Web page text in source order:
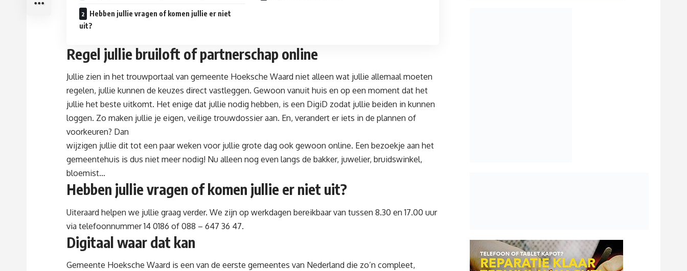
Hebben jullie vragen of komen jullie er niet
uit?
Regel jullie bruiloft of partnerschap online
Jullie zien in het trouwportaal van gemeente Hoeksche Waard niet alleen wat jullie allemaal moeten
regelen, jullie kunnen de keuzes direct vastleggen. Gewoon vanuit huis en op een moment dat het
jullie het beste uitkomt. Het enige dat jullie nodig hebben, is een DigiD zodat jullie beiden in kunnen
loggen. Zo maken jullie je eigen, veilige trouwdossier aan. En, verandert er iets in de plannen of
voorkeuren? Dan
wijzigen jullie dit tot een paar weken voor jullie grote dag ook gewoon online. Een bezoekje aan het
gemeentehuis is dus niet meer nodig! Nu alleen nog even langs de bakker, juwelier, bruidswinkel,
bloemist…
Hebben jullie vragen of komen jullie er niet uit?
Uiteraard helpen we jullie graag verder. We zijn op werkdagen bereikbaar van tussen 8.30 en 17.00 uur
via telefoonnummer 14 0186 of 088 – 647 36 47.
Digitaal waar dat kan
Gemeente Hoeksche Waard is een van de eerste gemeentes van Nederland die zo’n compleet,